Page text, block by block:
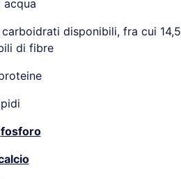
acqua
carboidrati disponibili, fra cui
di fibre
fosforo